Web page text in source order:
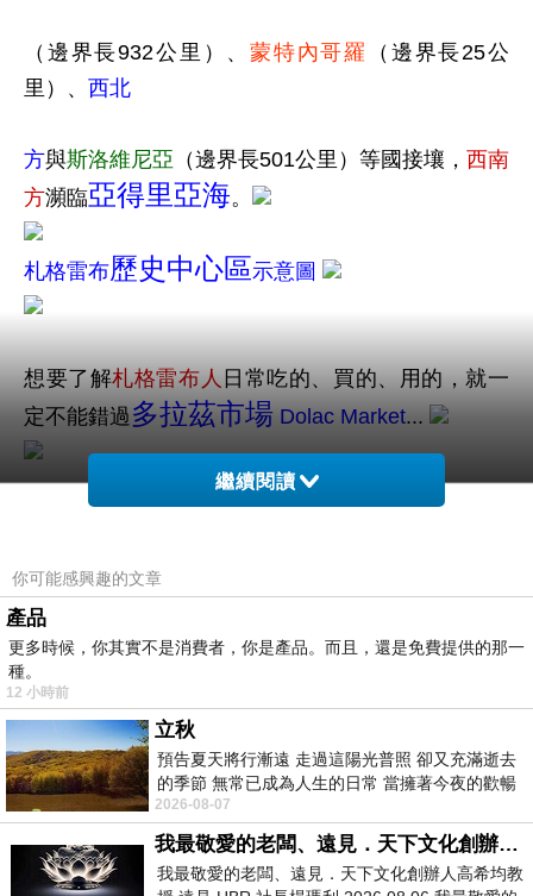
（邊界長932公里）、蒙特內哥羅
（邊界長25公
里）、 西北
方與斯洛維尼亞 （邊界長501公里）等國接壤， 西南
方瀕臨亞得里亞海。
札格雷布歷史中心區示意圖
想要了解札格雷布人 日常吃的、買的、用的，就一
定不能錯過多拉茲市場 Dolac Market...
交易以來，一直是
心，
而其地理位置剛好位於
也被形容為札格雷布的肚臍。。。
多拉茲市場旁的聖瑪麗教堂Crkva svete Marije
融合
繼續閱讀
你可能感興趣的文章
產品
更多時候，你其實不是消費者，你是產品。而且，還是免費提供的那一
種。
12 小時前
立秋
預告夏天將行漸遠 走過這陽光普照 卻又充滿逝去
的季節 無常已成為人生的日常 當擁著今夜的歡暢
舒心 轉眼驟成昨日 而明晨 太陽
2026-08-07
我最敬愛的老闆、遠見．天下文化創辦人高希均教授
我最敬愛的老闆、遠見．天下文化創辦人高希均教